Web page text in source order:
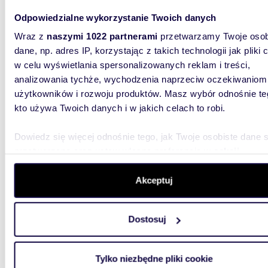
Odpowiedzialne wykorzystanie Twoich danych
Wraz z naszymi 1022 partnerami przetwarzamy Twoje
dane, np. adres IP, korzystając z takich technologii jak pliki
w celu wyświetlania spersonalizowanych reklam i treści,
analizowania tychże, wychodzenia naprzeciw oczekiwaniom
użytkowników i rozwoju produktów. Masz wybór odnośnie
kto używa Twoich danych i w jakich celach to robi.
Dowiedz się więcej odnośnie tego, jak Twoje osobiste dane
szczegółów. W Deklaracji plików cookie możesz zmienić
wycofać swoją zgodę w dowolnej chwili.
aby oferować funkcje społecznościowe i analizować ruch w
witrynie. Informacje o tym, jak korzystasz z naszej witryny,
analitycznym. Partnerzy mogą połączyć te informacje z
Akceptuj
Dostosuj
Tylko niezbędne pliki cookie
WYRÓŻNIONE